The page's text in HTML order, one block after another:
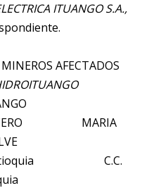
ITUANGO S.A.,
AFECTADOS
MARIA
Antioquia C.C.